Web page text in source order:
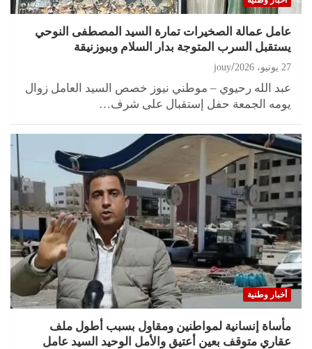
عامل عمالة الصخيرات تمارة السيد المصطفى النوحي
يستقبل السرب المتوجة بدار السلام وببوزنيقة
27 يونيو، 2026 jouy
عبد الله رحيوي – موطني نيوز خصص السيد العامل زوال
يومه الجمعة حفل إستقبال على شرف…
أخبار وطنية
مأساة إنسانية لمواطنين ومقاول بسبب أطول ملف
عقاري متوقف بعين أعتيق والأمل الوحيد السيد عامل